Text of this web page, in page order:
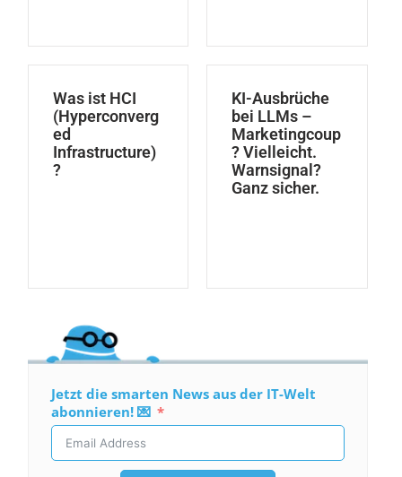
Was ist HCI
(Hyperconverg
ed
Infrastructure)
?
KI-Ausbrüche
bei LLMs –
Marketingcoup
? Vielleicht.
Warnsignal?
Ganz sicher.
Jetzt die smarten News aus der IT-Welt
abonnieren! 💌